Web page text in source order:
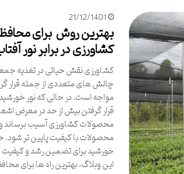
21/12/1401
بهترین روش برای
کشاورزی در برابر نور
کشاورزی نقش حیاتی در تغذیه
چالش های متعددی از جمله قرار
مواجه است. در حالی که نور
قرار گرفتن بیش از حد در معرض
محصولات کشاورزی آسیب برساند
محصولات با کیفیت پایین تر شود.
خورشید برای تضمین رشد و
این وبلاگ، بهترین راه ها برای